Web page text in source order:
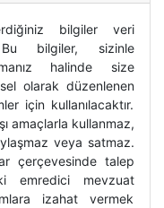
bilgiler veri
Bu bilgiler, sizinle
halinde size
olarak düzenlenen
için kullanılacaktır.
amaçlarla kullanmaz,
veya satmaz.
çerçevesinde talep
emredici mevzuat
izahat vermek